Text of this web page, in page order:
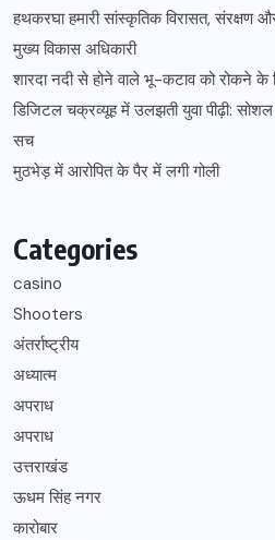
हथकरघा हमारी सांस्कृतिक विरासत, संरक्षण
मुख्य विकास अधिकारी
शारदा नदी से होने वाले भू-कटाव को रोकने
डिजिटल चक्रव्यूह में उलझती युवा पीढ़ी:
सच
मुठभेड़ में आरोपित के पैर में लगी गोली
Categories
casino
Shooters
अंतर्राष्ट्रीय
अध्यात्म
अपराध
अपराध
उत्तराखंड
ऊधम सिंह नगर
कारोबार